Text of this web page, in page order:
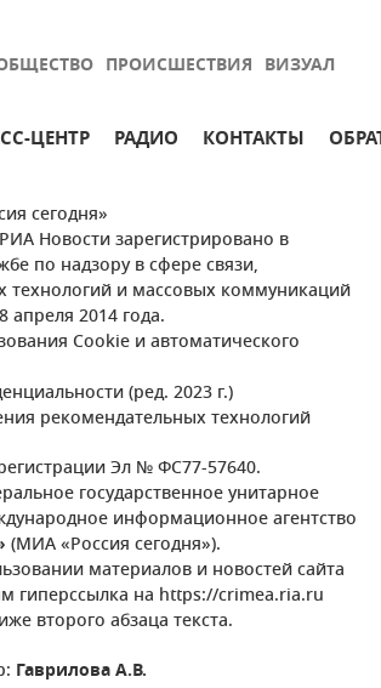
ПРОИСШЕСТВИЯ ВИЗУАЛ
ЦЕНТР РАДИО КОНТАКТЫ
сегодня»
Новости зарегистрировано в
по надзору в сфере связи,
и массовых коммуникаций
апреля 2014 года.
Cookie и автоматического
(ред. 2023 г.)
рекомендательных технологий
Эл № ФС77-57640.
государственное унитарное
информационное агентство
(МИА «Россия сегодня»).
материалов и новостей сайта
гиперссылка на https://crimea.ria.ru
второго абзаца текста.
Гаврилова А.В.